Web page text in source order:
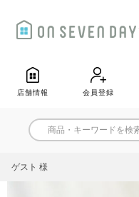
店舗情報 会員登録
ゲスト 様